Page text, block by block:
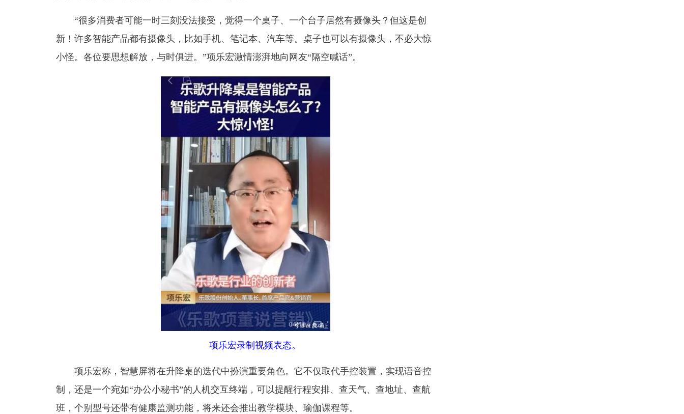
“很多消费者可能一时三刻没法接受，觉得一个桌子、一个台子居然有摄像头？但这是创
新！许多智能产品都有摄像头，比如手机、笔记本、汽车等。桌子也可以有摄像头，不必大惊
小怪。各位要思想解放，与时俱进。”项乐宏激情澎湃地向网友“隔空喊话”。
项乐宏录制视频表态。
项乐宏称，智慧屏将在升降桌的迭代中扮演重要角色。它不仅取代手控装置，实现语音控
制，还是一个宛如“办公小秘书”的人机交互终端，可以提醒行程安排、查天气、查地址、查航
班，个别型号还带有健康监测功能，将来还会推出教学模块、瑜伽课程等。